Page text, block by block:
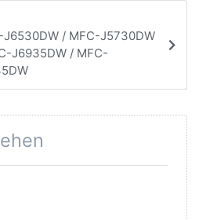
/ MFC-J5730DW
J6935DW / MFC-